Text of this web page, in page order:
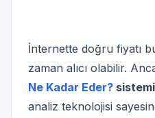
İnternette doğru fiyatı
zaman alıcı olabilir.
Ne Kadar Eder? sistemi
analiz teknolojisi